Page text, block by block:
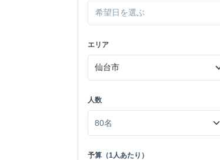
エリア
人数
予算（1人あたり）